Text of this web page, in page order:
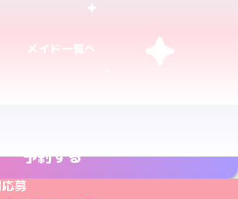
メイド一覧へ
予約する
めいどりーみんTikTok公式アカウント
めいどりーみんX公式アカウント
めいどりーみんInstagram公式アカウント
めいどりーみんFacebook公式アカウン
めいどりーみんYouTube公式アカ
募